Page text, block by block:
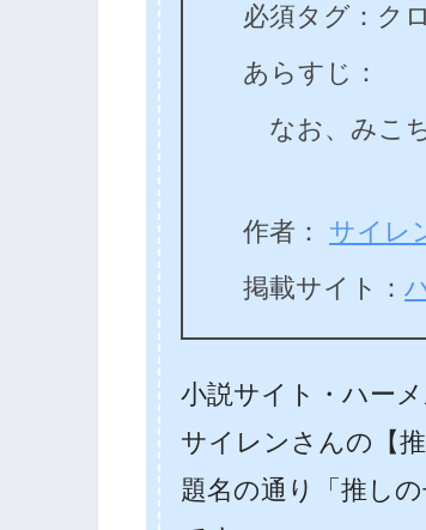
必須タグ：ク
あらすじ：
なお、みこ
作者： サイレ
掲載サイト：
小説サイト・ハー
サイレンさんの【
題名の通り「推し